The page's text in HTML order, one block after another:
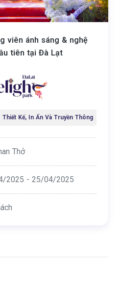
viên ánh sáng & nghệ
tiên tại Đà Lạt
Thiết Kế, In Ấn Và Truyền Thông
Thở
2025 - 25/04/2025